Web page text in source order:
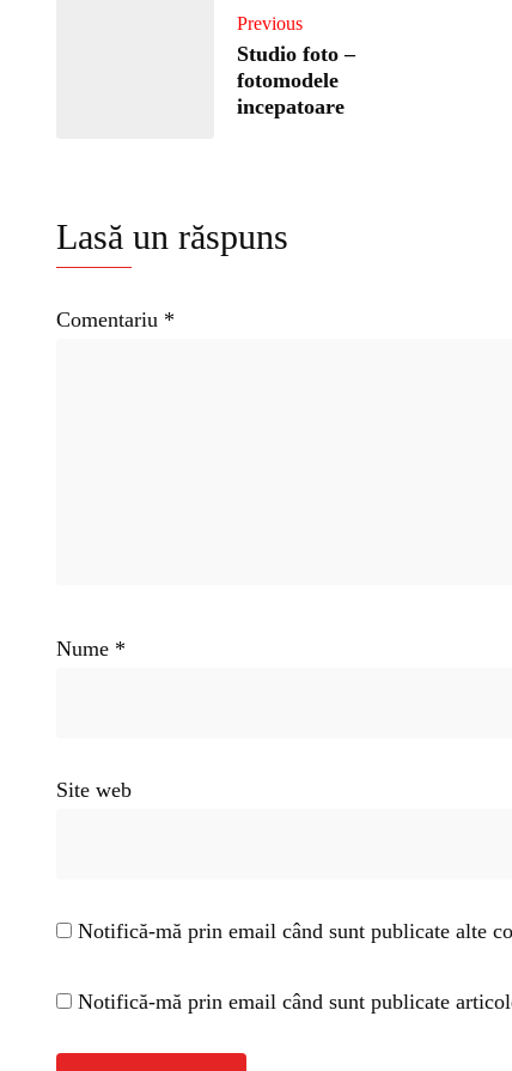
Previous
Studio foto –
fotomodele
incepatoare
Lasă un răspuns
Comentariu *
Nume *
Site web
Notifică-mă prin email când sunt publicate alte
Notifică-mă prin email când sunt publicate